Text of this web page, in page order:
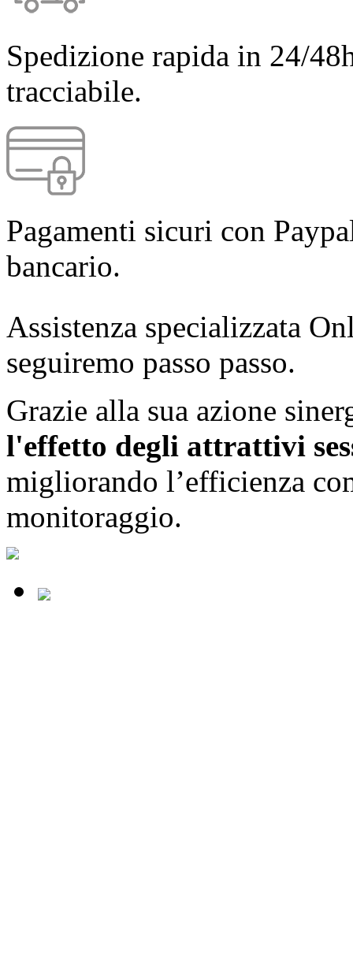
Spedizione rapida in 24/
tracciabile.
Pagamenti sicuri con
bancario.
Assistenza specializzata
seguiremo passo passo.
Grazie alla sua azione
l'effetto degli attrattivi
migliorando l’efficienza
monitoraggio.